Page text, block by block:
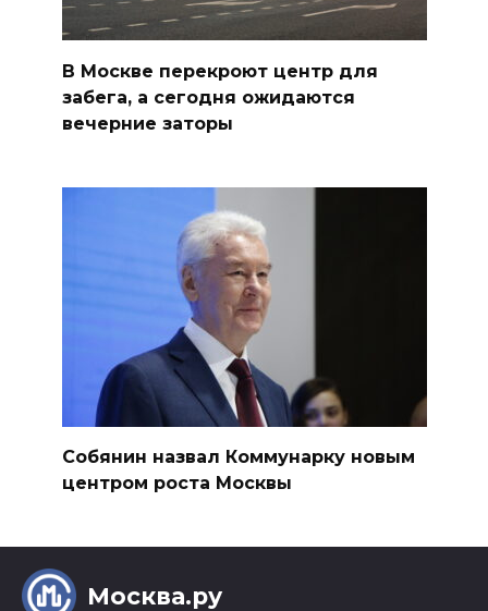
В Москве перекроют центр для
забега, а сегодня ожидаются
вечерние заторы
Собянин назвал Коммунарку новым
центром роста Москвы
Москва.ру